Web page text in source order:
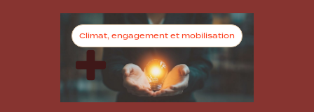
Climat, engagement et mobilisation